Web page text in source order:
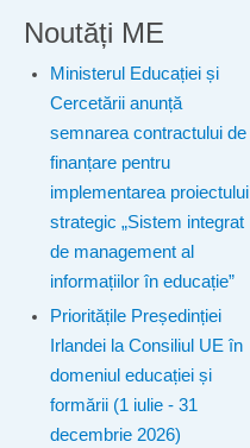
Noutăți ME
Ministerul Educației și
Cercetării anunță
semnarea contractului de
finanțare pentru
implementarea proiectului
strategic „Sistem integrat
de management al
informațiilor în educație”
Prioritățile Președinției
Irlandei la Consiliul UE în
domeniul educației și
formării (1 iulie - 31
decembrie 2026)